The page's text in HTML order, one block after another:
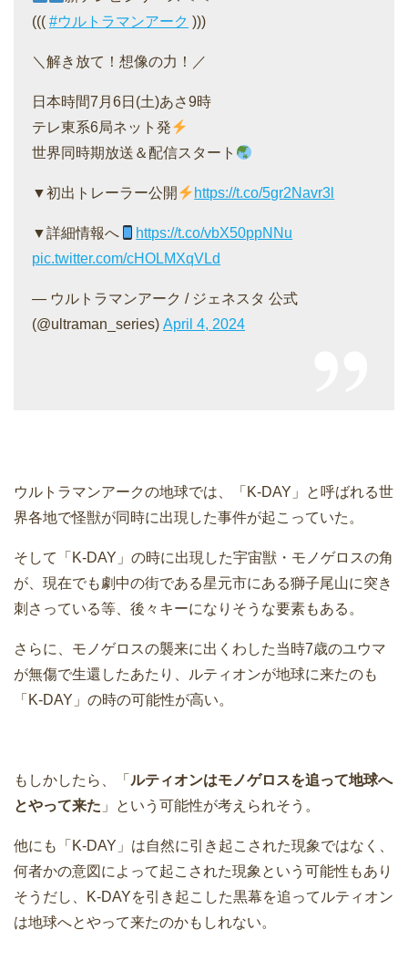
((( #ウルトラマンアーク )))
＼解き放て！想像の力！／
日本時間7月6日(土)あさ9時
テレ東系6局ネット発
世界同時期放送＆配信スタート
▼初出トレーラー公開 https://t.co/5gr2Navr3l
▼詳細情報へ
https://t.co/vbX50ppNNu
pic.twitter.com/cHOLMXqVLd
— ウルトラマンアーク / ジェネスタ 公式
(@ultraman_series) April 4, 2024
ウルトラマンアークの地球では、「K-DAY」と呼ばれる世
界各地で怪獣が同時に出現した事件が起こっていた。
そして「K-DAY」の時に出現した宇宙獣・モノゲロスの角
が、現在でも劇中の街である星元市にある獅子尾山に突き
刺さっている等、後々キーになりそうな要素もある。
さらに、モノゲロスの襲来に出くわした当時7歳のユウマ
が無傷で生還したあたり、ルティオンが地球に来たのも
「K-DAY」の時の可能性が高い。
もしかしたら、「 ルティオンはモノゲロスを追って地球へ
とやって来た 」という可能性が考えられそう。
他にも「K-DAY」は自然に引き起こされた現象ではなく、
何者かの意図によって起こされた現象という可能性もあり
そうだし、K-DAYを引き起こした黒幕を追ってルティオン
は地球へとやって来たのかもしれない。